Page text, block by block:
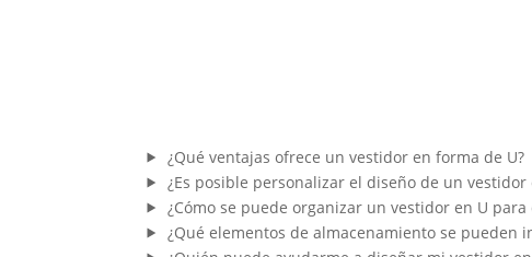
¿Qué ventajas ofrece un vestidor en forma de U?
¿Es posible personalizar el diseño de un vestidor
¿Cómo se puede organizar un vestidor en U para
¿Qué elementos de almacenamiento se pueden